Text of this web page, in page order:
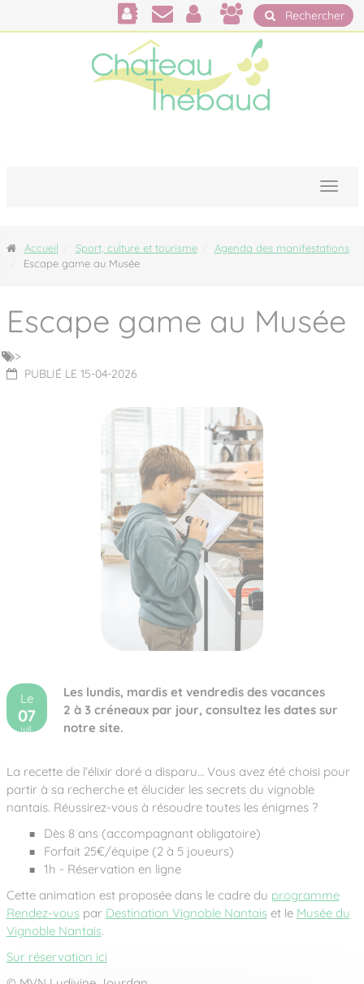
Rechercher
Accueil Sport, culture et tourisme
Agenda des manifestations
Escape game au Musée
Escape game au Musée
>
PUBLIÉ LE 15-04-2026
Le
07
juil.
Les lundis, mardis et vendredis des vacances
2 à 3 créneaux par jour, consultez les dates sur
notre site.
La recette de l’élixir doré a disparu… Vous avez été choisi pour
partir à sa recherche et élucider les secrets du vignoble
nantais. Réussirez-vous à résoudre toutes les énigmes ?
Dès 8 ans (accompagnant obligatoire)
Forfait 25€/équipe (2 à 5 joueurs)
1h - Réservation en ligne
Cette animation est proposée dans le cadre du programme
Rendez-vouspar Destination Vignoble Nantaiset le Musée du
Vignoble Nantais.
Sur réservation ici
Panneau de gestion des cookies